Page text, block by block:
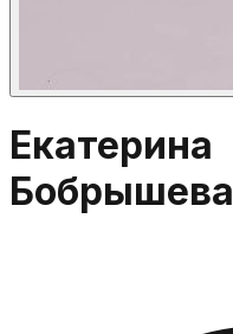
Екатерина
Бобрышева